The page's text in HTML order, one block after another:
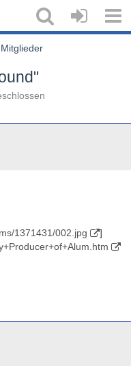
1371431/002.jpg
]